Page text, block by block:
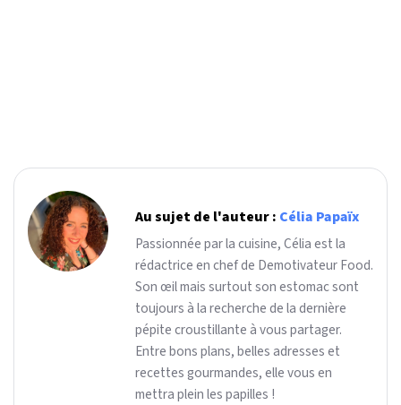
Au sujet de l'auteur : Célia Papaïx
Passionnée par la cuisine, Célia est la
rédactrice en chef de Demotivateur Food.
Son œil mais surtout son estomac sont
toujours à la recherche de la dernière
pépite croustillante à vous partager.
Entre bons plans, belles adresses et
recettes gourmandes, elle vous en
mettra plein les papilles !